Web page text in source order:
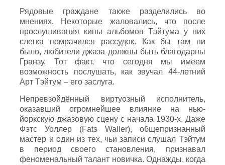
Рядовые граждане также разделились во
мнениях. Некоторые жаловались, что после
прослушивания кипы альбомов Тэйтума у них
слегка помрачился рассудок. Как бы там ни
было, любители джаза должны быть благодарны
Гранзу. Тот факт, что сегодня мы имеем
возможность послушать, как звучал 44-летний
Арт Тэйтум – его заслуга.
Непревзойдённый виртуозный исполнитель,
оказавший огромнейшее влияние на нью-
йоркскую джазовую сцену с начала 1930-х. Даже
Фэтс Уоллер (Fats Waller), общепризнанный
мастер и один из тех, чьи записи слушал Тэйтум
в период своего становления, признавал
феноменальный талант новичка. Однажды, когда